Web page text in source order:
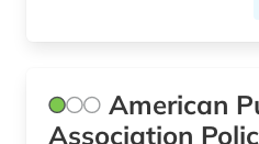
musikwissenschaft (1)
nachlass (1)
American
Association